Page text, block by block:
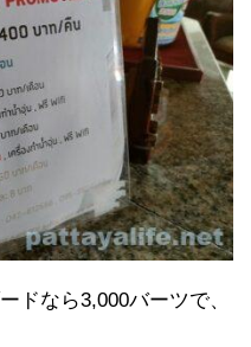
ドなら3,000バーツで、